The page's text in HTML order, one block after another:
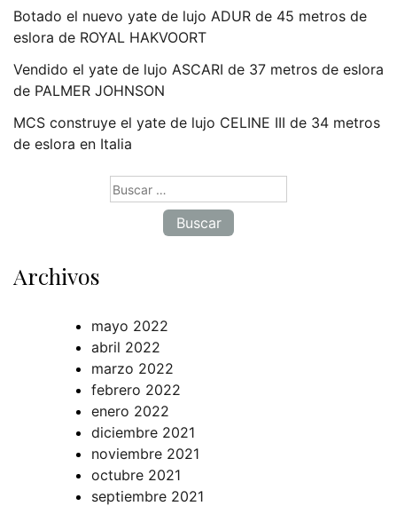
Botado el nuevo yate de lujo ADUR de 45 metros de
eslora de ROYAL HAKVOORT
Vendido el yate de lujo ASCARI de 37 metros de eslora
de PALMER JOHNSON
MCS construye el yate de lujo CELINE III de 34 metros
de eslora en Italia
Archivos
mayo 2022
abril 2022
marzo 2022
febrero 2022
enero 2022
diciembre 2021
noviembre 2021
octubre 2021
septiembre 2021